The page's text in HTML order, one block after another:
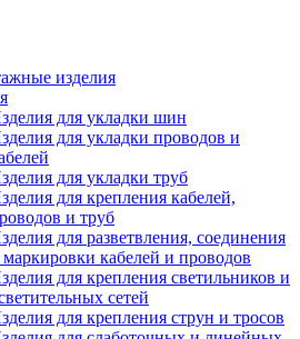
изделия
для укладки шин
для укладки проводов и
для укладки труб
для крепления кабелей,
и труб
для разветвления, соединения
кабелей и проводов
для крепления светильников и
сетей
для крепления струн и тросов